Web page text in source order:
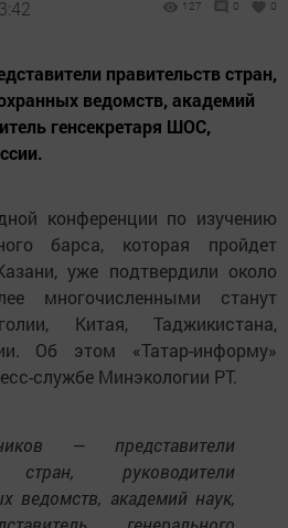
127 0 0
правительств стран,
ведомств, академий
генсекретаря ШОС,
конференции по изучению
барса, которая пройдет
уже подтвердили около
многочисленными станут
Китая, Таджикистана,
Об этом «Татар-информу»
службе Минэкологии РТ.
— представители
стран, руководители
ведомств, академий наук,